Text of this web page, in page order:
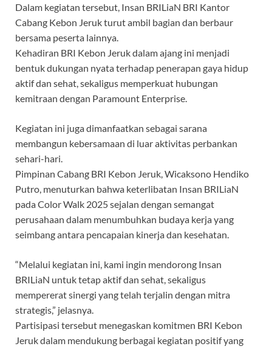
Dalam kegiatan tersebut, Insan BRILiaN BRI Kantor
Cabang Kebon Jeruk turut ambil bagian dan berbaur
bersama peserta lainnya.
Kehadiran BRI Kebon Jeruk dalam ajang ini menjadi
bentuk dukungan nyata terhadap penerapan gaya hidup
aktif dan sehat, sekaligus memperkuat hubungan
kemitraan dengan Paramount Enterprise.
Kegiatan ini juga dimanfaatkan sebagai sarana
membangun kebersamaan di luar aktivitas perbankan
sehari-hari.
Pimpinan Cabang BRI Kebon Jeruk, Wicaksono Hendiko
Putro, menuturkan bahwa keterlibatan Insan BRILiaN
pada Color Walk 2025 sejalan dengan semangat
perusahaan dalam menumbuhkan budaya kerja yang
seimbang antara pencapaian kinerja dan kesehatan.
“Melalui kegiatan ini, kami ingin mendorong Insan
BRILiaN untuk tetap aktif dan sehat, sekaligus
mempererat sinergi yang telah terjalin dengan mitra
strategis,” jelasnya.
Partisipasi tersebut menegaskan komitmen BRI Kebon
Jeruk dalam mendukung berbagai kegiatan positif yang